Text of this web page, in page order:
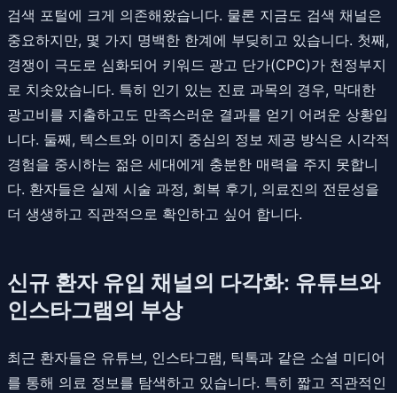
검색 포털에 크게 의존해왔습니다. 물론 지금도 검색 채널은
중요하지만, 몇 가지 명백한 한계에 부딪히고 있습니다. 첫째,
경쟁이 극도로 심화되어 키워드 광고 단가(CPC)가 천정부지
로 치솟았습니다. 특히 인기 있는 진료 과목의 경우, 막대한
광고비를 지출하고도 만족스러운 결과를 얻기 어려운 상황입
니다. 둘째, 텍스트와 이미지 중심의 정보 제공 방식은 시각적
경험을 중시하는 젊은 세대에게 충분한 매력을 주지 못합니
다. 환자들은 실제 시술 과정, 회복 후기, 의료진의 전문성을
더 생생하고 직관적으로 확인하고 싶어 합니다.
신규 환자 유입 채널의 다각화: 유튜브와
인스타그램의 부상
최근 환자들은 유튜브, 인스타그램, 틱톡과 같은 소셜 미디어
를 통해 의료 정보를 탐색하고 있습니다. 특히 짧고 직관적인